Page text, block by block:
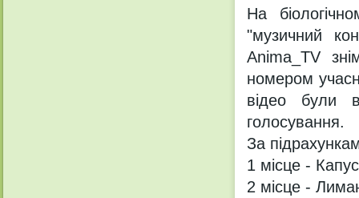
На
"музичний
Anima_TV
номером
відео були
голосування.
За
1 місце -
2 місце -